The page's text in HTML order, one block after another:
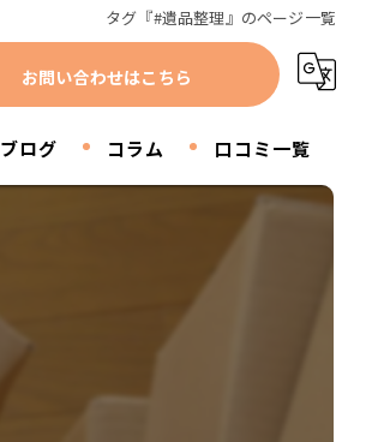
タグ『#遺品整理』のページ一覧
お問い合わせはこちら
ブログ コラム 口コミ一覧